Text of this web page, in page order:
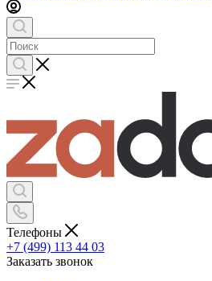
Телефоны
+7 (499) 113 44 03
Заказать звонок